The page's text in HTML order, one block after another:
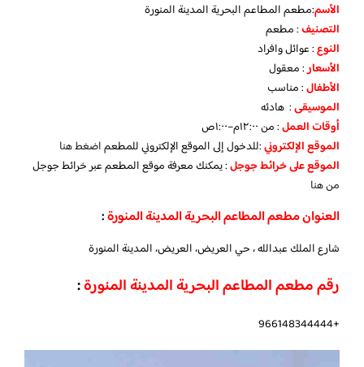
الأسم:مطعم المطاعم البحرية المدينة المنورة
التصنيف: مطعم
النوع: عوائل وافراد
الأسعار: معقول
الأطفال: مناسب
الموسيقى: هادئه
أوقات العمل: من ١٢:٠٠م–١:٠٠ص
الموقع الإلكتروني:للدخول إلى الموقع الإلكتروني للمطعماضغط هنا
الموقع على خرائط جوجل: يمكنك معرفة موقع المطعم عبر خرائط جوجل
من هنا
العنوان مطعم المطاعم البحرية المدينة المنورة:
شارع الملك عبدالله ، حي العريض، العريض، المدينة المنورة
رقم مطعم المطاعم البحرية المدينة المنورة:
+966148344444